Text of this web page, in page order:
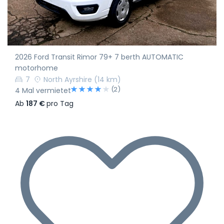
2026 Ford Transit Rimor 79+ 7 berth AUTOMATIC
motorhome
7
North Ayrshire (14 km)
4 Mal vermietet
(2)
Ab 187 €pro Tag